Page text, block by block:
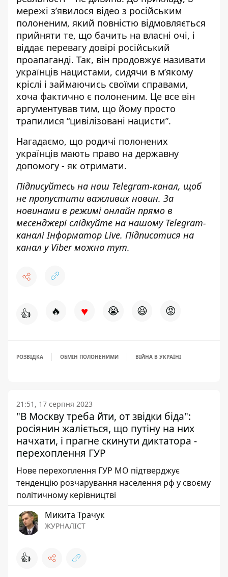
мережі з’явилося відео з російським
полоненим, який повністю відмовляється
прийняти те, що бачить на власні очі, і
віддає перевагу довірі російський
проапаганді. Так, він продовжує називати
українців нацистами, сидячи в м’якому
кріслі і займаючись своїми справами,
хоча фактично є полоненим. Це все він
аргументував тим, що йому просто
трапилися “цивілізовані нацисти”.
Нагадаємо, що родичі полонених
українців мають право на державну
допомогу - як отримати.
Підписуйтесь на наш Telegram-канал, щоб
не пропустити важливих новин. За
новинами в режимі онлайн прямо в
месенджері слідкуйте на нашому Telegram-
каналіІнформатор Live. Підписатися на
канал у Viber можна тут.
👍 🔥 ♥ 😭 😆 😡
РОЗВІДКА ОБМІН ПОЛОНЕНИМИ ВІЙНА В УКРАЇНІ
21:51, 17 серпня 2023
"В Москву треба йти, от звідки біда":
росіянин жаліється, що путіну на них
начхати, і прагне скинути диктатора -
перехоплення ГУР
Нове перехоплення ГУР МО підтверджує
тенденцію розчарування населення рф у своєму
політичному керівництві
Микита Трачук
ЖУРНАЛІСТ
👍